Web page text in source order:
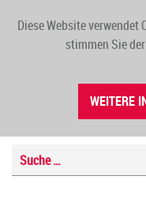
Diese Website verwendet
stimmen Sie
WEITERE